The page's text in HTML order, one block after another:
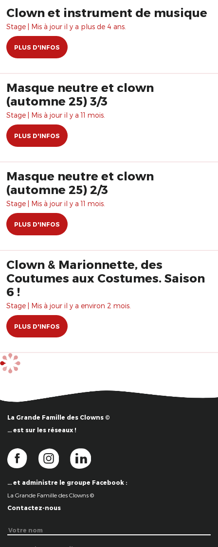
Clown et instrument de musique
Stage | Mis à jour il y a plus de 4 ans.
PLUS D'INFOS
Masque neutre et clown
(automne 25) 3/3
Stage | Mis à jour il y a 11 mois.
PLUS D'INFOS
Masque neutre et clown
(automne 25) 2/3
Stage | Mis à jour il y a 11 mois.
PLUS D'INFOS
Clown & Marionnette, des
Coutumes aux Costumes. Saison
6 !
Stage | Mis à jour il y a environ 2 mois.
PLUS D'INFOS
La Grande Famille des Clowns ©
… est sur les réseaux !
… et administre le groupe Facebook :
La Grande Famille des Clowns ©
Contactez-nous